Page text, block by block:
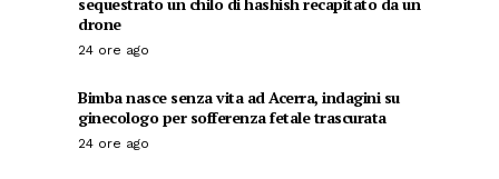
drone
24 ore ago
Bimba nasce senza vita ad Acerra, indagini su
ginecologo per sofferenza fetale trascurata
24 ore ago